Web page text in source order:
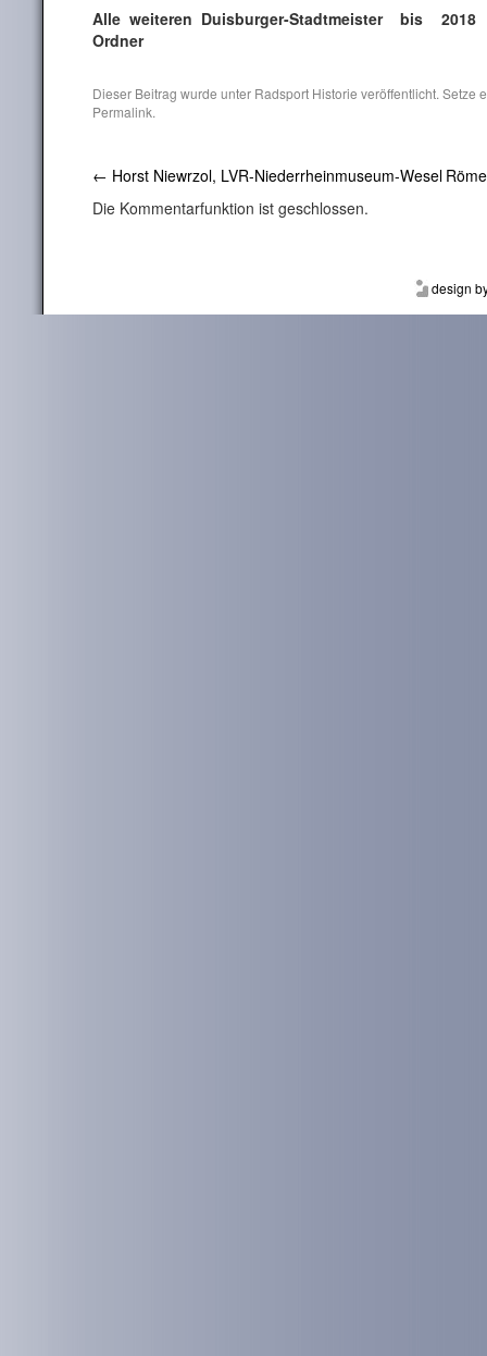
Alle weiteren Duisburger-Stadtmeister bis
Ordner
Dieser Beitrag wurde unter Radsport Historie veröffentlicht. Setze
Permalink.
← Horst Niewrzol, LVR-Niederrheinmuseum-Wesel
Die Kommentarfunktion ist geschlossen.
design